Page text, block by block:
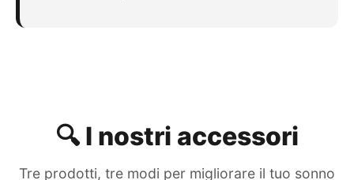
🔍 I nostri accessori
Tre prodotti, tre modi per migliorare il tuo sonno